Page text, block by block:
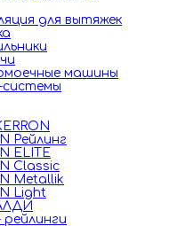
для вытяжек
машины
Рейлинг
ELITE
Classic
Metallik
Light